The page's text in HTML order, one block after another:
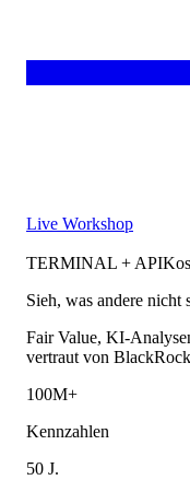
Live Workshop
TERMINAL + API
Sieh, was andere nicht
Fair Value, KI-
vertraut von
100M+
Kennzahlen
50 J.